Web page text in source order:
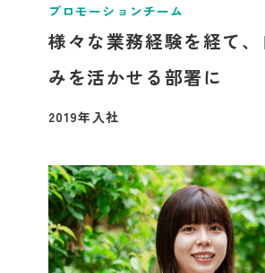
プロモーションチーム
様々な業務経験を経て
みを活かせる部署に
2019年入社